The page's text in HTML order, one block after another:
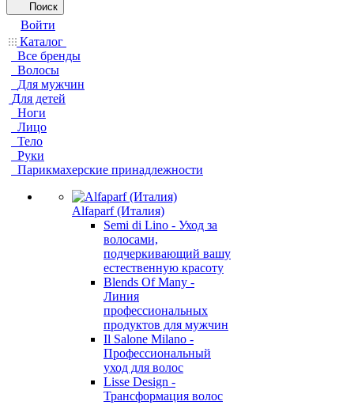
Поиск
Войти
Каталог
Все бренды
Волосы
Для мужчин
Для детей
Ноги
Лицо
Тело
Руки
Парикмахерские принадлежности
Alfaparf (Италия)
Semi di Lino - Уход за
волосами,
подчеркивающий вашу
естественную красоту
Blends Of Many -
Линия
профессиональных
продуктов для мужчин
Il Salone Milano -
Профессиональный
уход для волос
Lisse Design -
Трансформация волос